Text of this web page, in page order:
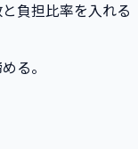
負担比率を入れる
る。